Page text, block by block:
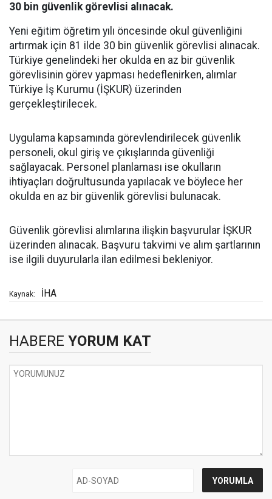
30 bin güvenlik görevlisi alınacak.
Yeni eğitim öğretim yılı öncesinde okul güvenliğini
artırmak için 81 ilde 30 bin güvenlik görevlisi alınacak.
Türkiye genelindeki her okulda en az bir güvenlik
görevlisinin görev yapması hedeflenirken, alımlar
Türkiye İş Kurumu (İŞKUR) üzerinden
gerçekleştirilecek.
Uygulama kapsamında görevlendirilecek güvenlik
personeli, okul giriş ve çıkışlarında güvenliği
sağlayacak. Personel planlaması ise okulların
ihtiyaçları doğrultusunda yapılacak ve böylece her
okulda en az bir güvenlik görevlisi bulunacak.
Güvenlik görevlisi alımlarına ilişkin başvurular İŞKUR
üzerinden alınacak. Başvuru takvimi ve alım şartlarının
ise ilgili duyurularla ilan edilmesi bekleniyor.
Kaynak: İHA
HABERE YORUM KAT